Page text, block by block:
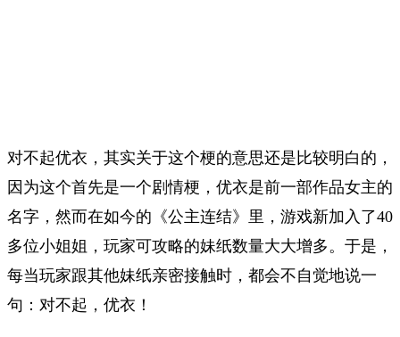
对不起优衣，其实关于这个梗的意思还是比较明白的，
因为这个首先是一个剧情梗，优衣是前一部作品女主的
名字，然而在如今的《公主连结》里，游戏新加入了40
多位小姐姐，玩家可攻略的妹纸数量大大增多。于是，
每当玩家跟其他妹纸亲密接触时，都会不自觉地说一
句：对不起，优衣！